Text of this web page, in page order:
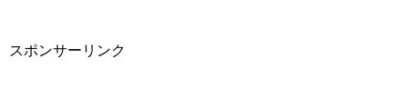
スポンサーリンク